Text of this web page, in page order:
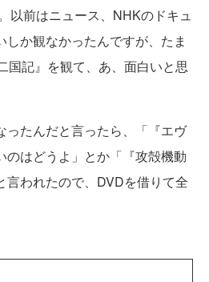
以前はニュース、NHKのドキュ
しか観なかったんですが、たま
国記』を観て、あ、面白いと思
ったんだと言ったら、「『エヴ
のはどうよ」とか「『攻殻機動
言われたので、DVDを借りて全